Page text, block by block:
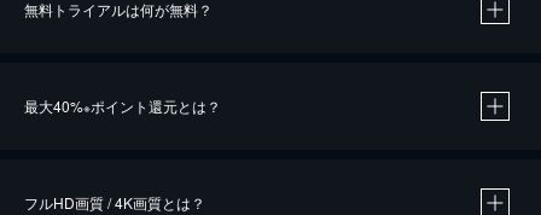
無料トライアルは何が無料？
最大40%※ポイント還元とは？
フルHD画質 / 4K画質とは？